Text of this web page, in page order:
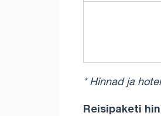
* Hinnad ja
Reisipaketi